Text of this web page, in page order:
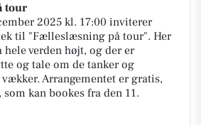
tour
2025 kl. 17:00 inviterer
til "Fælleslæsning på tour". Her
verden højt, og der er
og tale om de tanker og
Arrangementet er gratis,
kan bookes fra den 11.